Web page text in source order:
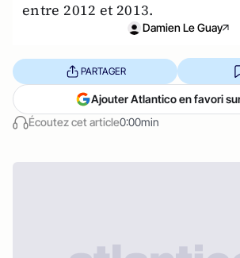
entre 2012 et 2013.
Damien Le Guay
Écoutez cet article0:00min
PARTAGER
Ajouter Atlantico en favori